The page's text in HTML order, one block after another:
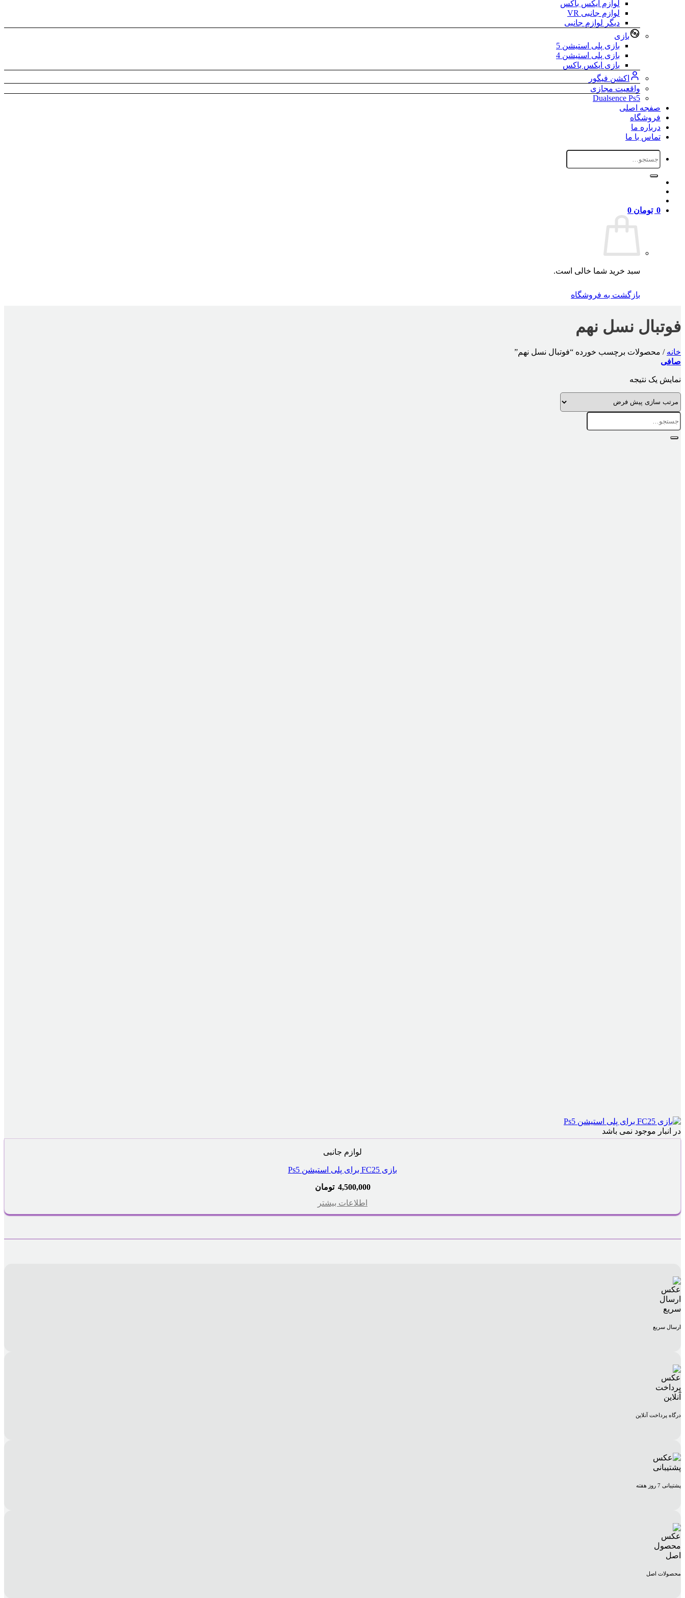
لوازم ایکس باکس
لوازم جانبی VR
دیگر لوازم جانبی
بازی
بازی پلی استیشن 5
بازی پلی استیشن 4
بازی ایکس باکس
اکشن فیگور
واقعیت مجازی
Dualsence Ps5
صفجه اصلی
فروشگاه
درباره ما
تماس با ما
جستجو
برای:
0 تومان 0
سبد خرید شما خالی است.
بازگشت به فروشگاه
فوتبال نسل نهم
خانه / محصولات برچسب خورده “فوتبال نسل نهم”
صافی
نمایش یک نتیجه
جستجو
برای:
در انبار موجود نمی باشد
لوازم جانبی
بازی FC25 برای پلی استیشن Ps5
4,500,000 تومان
اطلاعات بیشتر
ارسال سریع
درگاه پرداخت آنلاین
پشتیبانی 7 روز هفته
محصولات اصل